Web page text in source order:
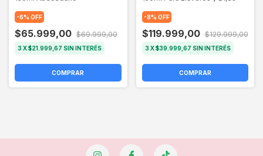
-6% OFF
$65.999,00 $69.999,00
3X$21.999,67 SIN INTERÉS
-8% OFF
$119.999,00 $129.999,00
3 X$39.999,67 SIN INTERÉS